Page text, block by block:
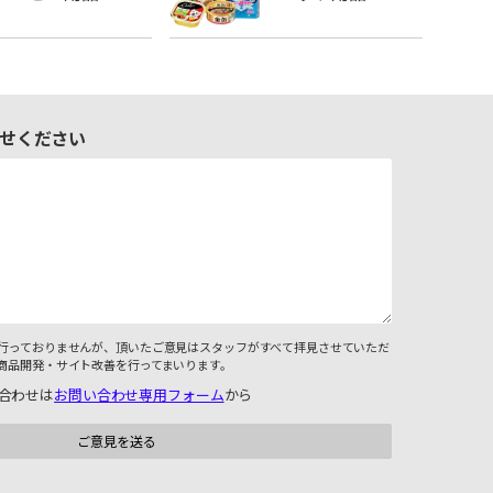
ください
っておりませんが、頂いたご意見はスタッフがすべて拝見させていただ
開発・サイト改善を行ってまいります。
わせはお問い合わせ専用フォームから